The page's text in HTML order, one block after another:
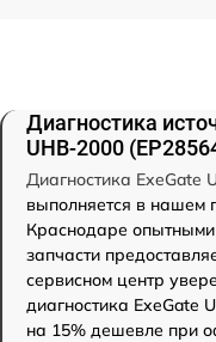
Диагностика
UHB-2000
Диагностика ExeGate
выполняется в нашем
Краснодаре
запчасти
сервисном центр
диагностика ExeGate
на 15% дешевле при